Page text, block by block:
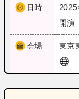
日時
2025
開演
会場 東京